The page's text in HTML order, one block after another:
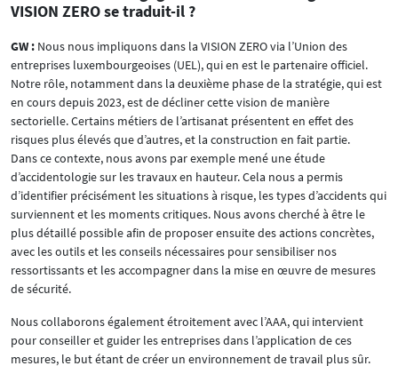
VISION ZERO se traduit-il ?
GW : Nous nous impliquons dans la VISION ZERO via l’Union des
entreprises luxembourgeoises (UEL), qui en est le partenaire officiel.
Notre rôle, notamment dans la deuxième phase de la stratégie, qui est
en cours depuis 2023, est de décliner cette vision de manière
sectorielle. Certains métiers de l’artisanat présentent en effet des
risques plus élevés que d’autres, et la construction en fait partie.
Dans ce contexte, nous avons par exemple mené une étude
d’accidentologie sur les travaux en hauteur. Cela nous a permis
d’identifier précisément les situations à risque, les types d’accidents qui
surviennent et les moments critiques. Nous avons cherché à être le
plus détaillé possible afin de proposer ensuite des actions concrètes,
avec les outils et les conseils nécessaires pour sensibiliser nos
ressortissants et les accompagner dans la mise en œuvre de mesures
de sécurité.
Nous collaborons également étroitement avec l’AAA, qui intervient
pour conseiller et guider les entreprises dans l’application de ces
mesures, le but étant de créer un environnement de travail plus sûr.